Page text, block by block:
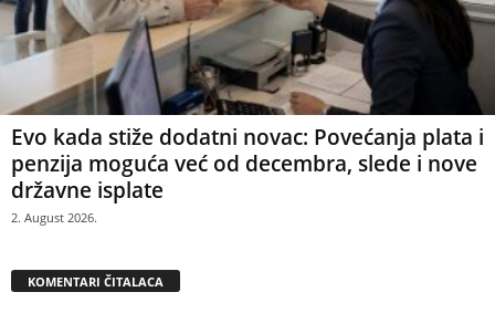
Evo kada stiže dodatni novac: Povećanja plata i
penzija moguća već od decembra, slede i nove
državne isplate
2. August 2026.
KOMENTARI ČITALACA